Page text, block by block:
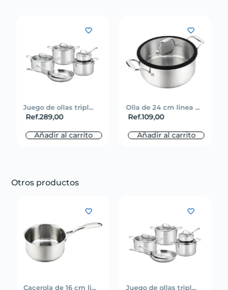
Juego de ollas tripl...
Ref.289,00
Añadir al carrito
Olla de 24 cm linea ...
Ref.109,00
Añadir al carrito
Otros productos
Cacerola de 16 cm li... Juego de ollas tripl...